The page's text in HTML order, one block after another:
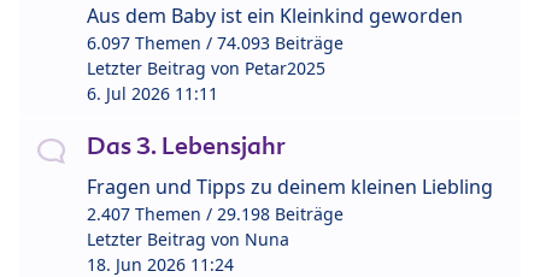
Aus dem Baby ist ein Kleinkind geworden
6.097 Themen / 74.093 Beiträge
Letzter Beitrag von Petar2025
6. Jul 2026 11:11
Das 3. Lebensjahr
Fragen und Tipps zu deinem kleinen Liebling
2.407 Themen / 29.198 Beiträge
Letzter Beitrag von Nuna
18. Jun 2026 11:24